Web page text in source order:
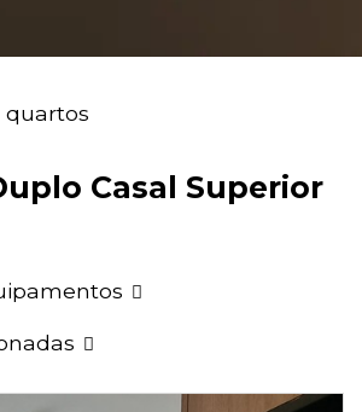
quartos
Casal Superior